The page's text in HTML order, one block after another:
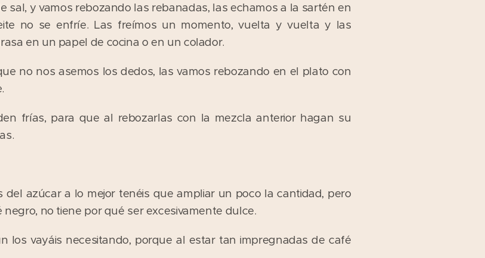
sal, y vamos rebozando las rebanadas, las echamos a la sartén en
no se enfríe. Las freímos un momento, vuelta y vuelta y las
en un papel de cocina o en un colador.
no nos asemos los dedos, las vamos rebozando en el plato con
frías, para que al rebozarlas con la mezcla anterior hagan su
del azúcar a lo mejor tenéis que ampliar un poco la cantidad, pero
no tiene por qué ser excesivamente dulce.
los vayáis necesitando, porque al estar tan impregnadas de café